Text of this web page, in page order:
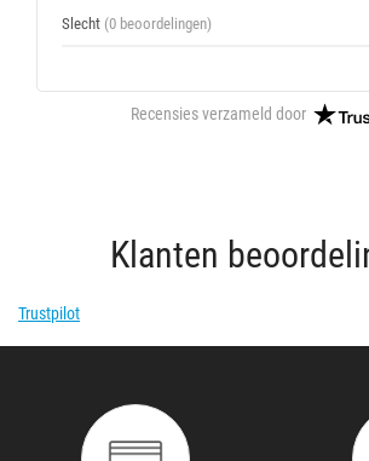
Slecht (0 beoordelingen)
Recensies verzameld door
Klanten
Trustpilot